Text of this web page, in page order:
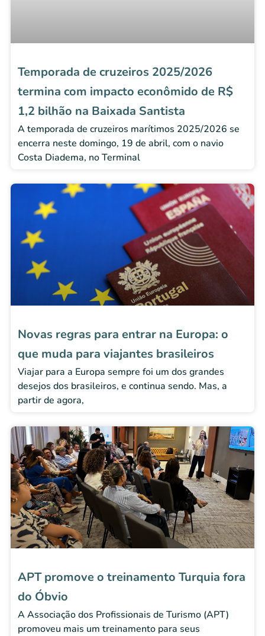
Temporada de cruzeiros 2025/2026
termina com impacto econômido de R$
1,2 bilhão na Baixada Santista
A temporada de cruzeiros marítimos 2025/2026 se
encerra neste domingo, 19 de abril, com o navio
Costa Diadema, no Terminal
Novas regras para entrar na Europa: o
que muda para viajantes brasileiros
Viajar para a Europa sempre foi um dos grandes
desejos dos brasileiros, e continua sendo. Mas, a
partir de agora,
APT promove o treinamento Turquia fora
do Óbvio
A Associação dos Profissionais de Turismo (APT)
promoveu mais um treinamento para seus